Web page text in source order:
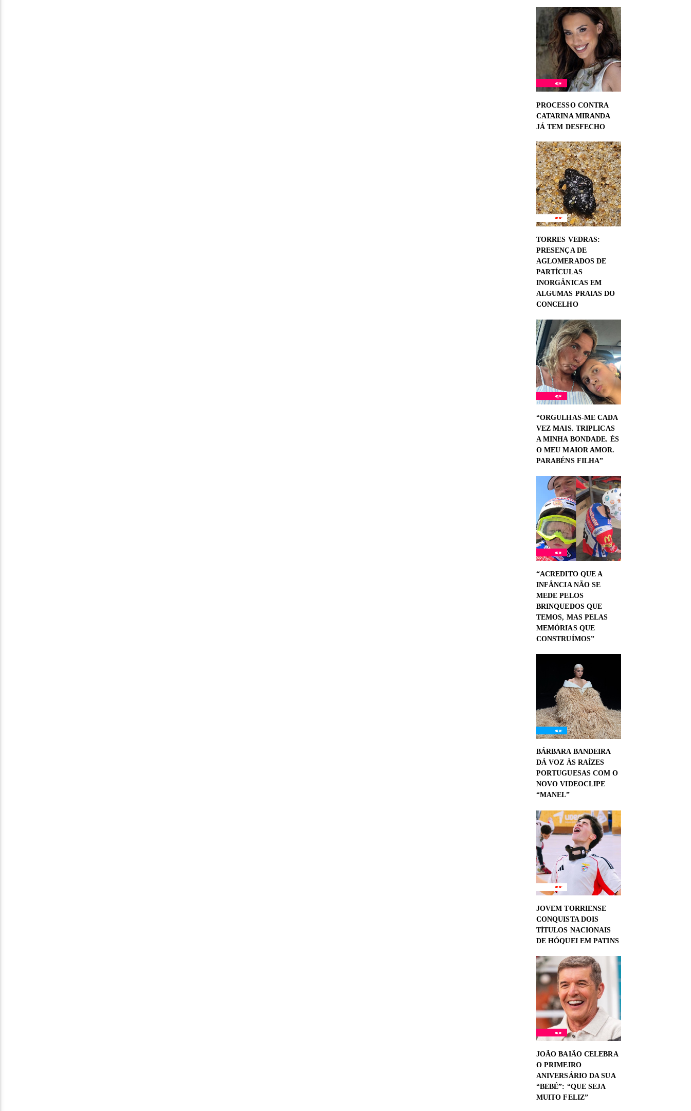
PROCESSO CONTRA
CATARINA MIRANDA
JÁ TEM DESFECHO
TORRES VEDRAS:
PRESENÇA DE
AGLOMERADOS DE
PARTÍCULAS
INORGÂNICAS EM
ALGUMAS PRAIAS DO
CONCELHO
“ORGULHAS-ME CADA
VEZ MAIS. TRIPLICAS
A MINHA BONDADE. ÉS
O MEU MAIOR AMOR.
PARABÉNS FILHA”
“ACREDITO QUE A
INFÂNCIA NÃO SE
MEDE PELOS
BRINQUEDOS QUE
TEMOS, MAS PELAS
MEMÓRIAS QUE
CONSTRUÍMOS”
BÁRBARA BANDEIRA
DÁ VOZ ÀS RAÍZES
PORTUGUESAS COM O
NOVO VIDEOCLIPE
“MANEL”
JOVEM TORRIENSE
CONQUISTA DOIS
TÍTULOS NACIONAIS
DE HÓQUEI EM PATINS
JOÃO BAIÃO CELEBRA
O PRIMEIRO
ANIVERSÁRIO DA SUA
“BEBÉ”: “QUE SEJA
MUITO FELIZ”